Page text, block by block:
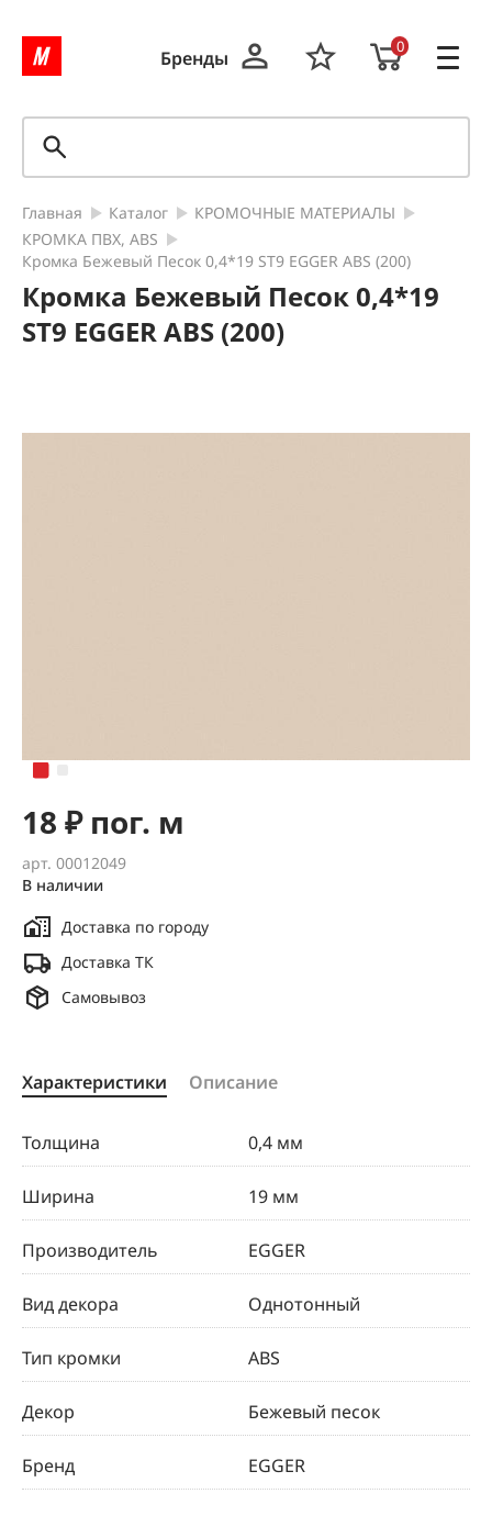
Бренды
0
Главная Каталог
КРОМОЧНЫЕ МАТЕРИАЛЫ
КРОМКА ПВХ, ABS
Кромка Бежевый Песок 0,4*19 ST9 EGGER ABS (200)
Кромка Бежевый Песок 0,4*19
ST9 EGGER ABS (200)
арт. 00012049
В наличии
Доставка по городу
Доставка ТК
Самовывоз
18 ₽ пог. м
Характеристики Описание
Толщина 0,4 мм
Ширина 19 мм
Производитель EGGER
Вид декора Однотонный
Тип кромки ABS
Декор Бежевый песок
Бренд EGGER